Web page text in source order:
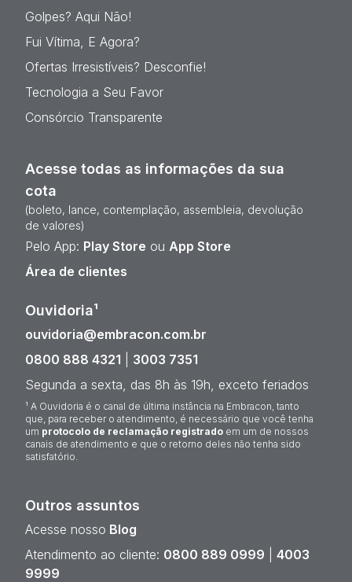
Golpes? Aqui Não!
Fui Vítima, E Agora?
Ofertas Irresistíveis? Desconfie!
Tecnologia a Seu Favor
Consórcio Transparente
Acesse todas as informações da sua
cota
(boleto, lance, contemplação, assembleia, devolução
de valores)
Pelo App: Play Store ou App Store
Área de clientes
Ouvidoria¹
ouvidoria@embracon.com.br
0800 888 4321
3003 7351
Segunda a sexta, das 8h às 19h, exceto feriados
¹ A Ouvidoria é o canal de última instância na Embracon, tanto
que, para receber o atendimento, é necessário que você tenha
um protocolo de reclamação registrado em um de nossos
canais de atendimento e que o retorno deles não tenha sido
satisfatório.
Outros assuntos
Acesse nosso Blog
Atendimento ao cliente: 0800 889 0999
4003
9999